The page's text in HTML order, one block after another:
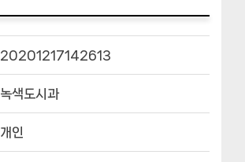
20201217142613
녹색도시과
개인